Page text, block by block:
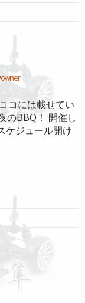
owner
コには載せてい
のBBQ！ 開催し
ケジュール開け